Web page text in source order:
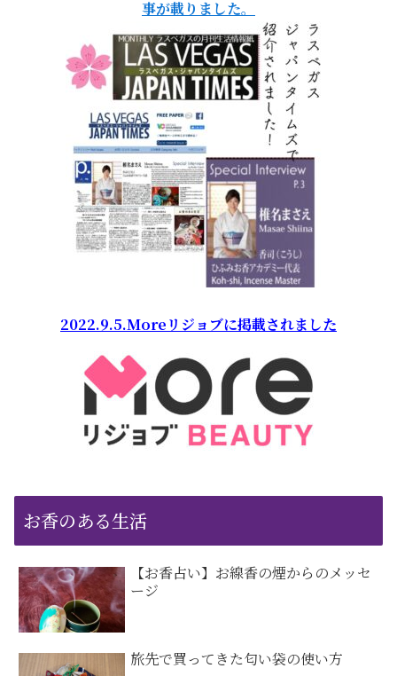
事が載りました。
2022.9.5.Moreリジョブに掲載されました
お香のある生活
【お香占い】お線香の煙からのメッセ
ージ
旅先で買ってきた匂い袋の使い方